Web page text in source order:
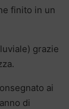
finito in un
grazie
ai
di